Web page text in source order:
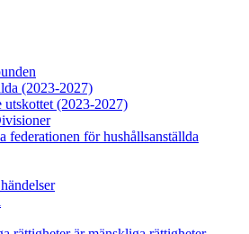
(2023-2027)
utskottet (2023-2027)
federationen för hushållsanställda